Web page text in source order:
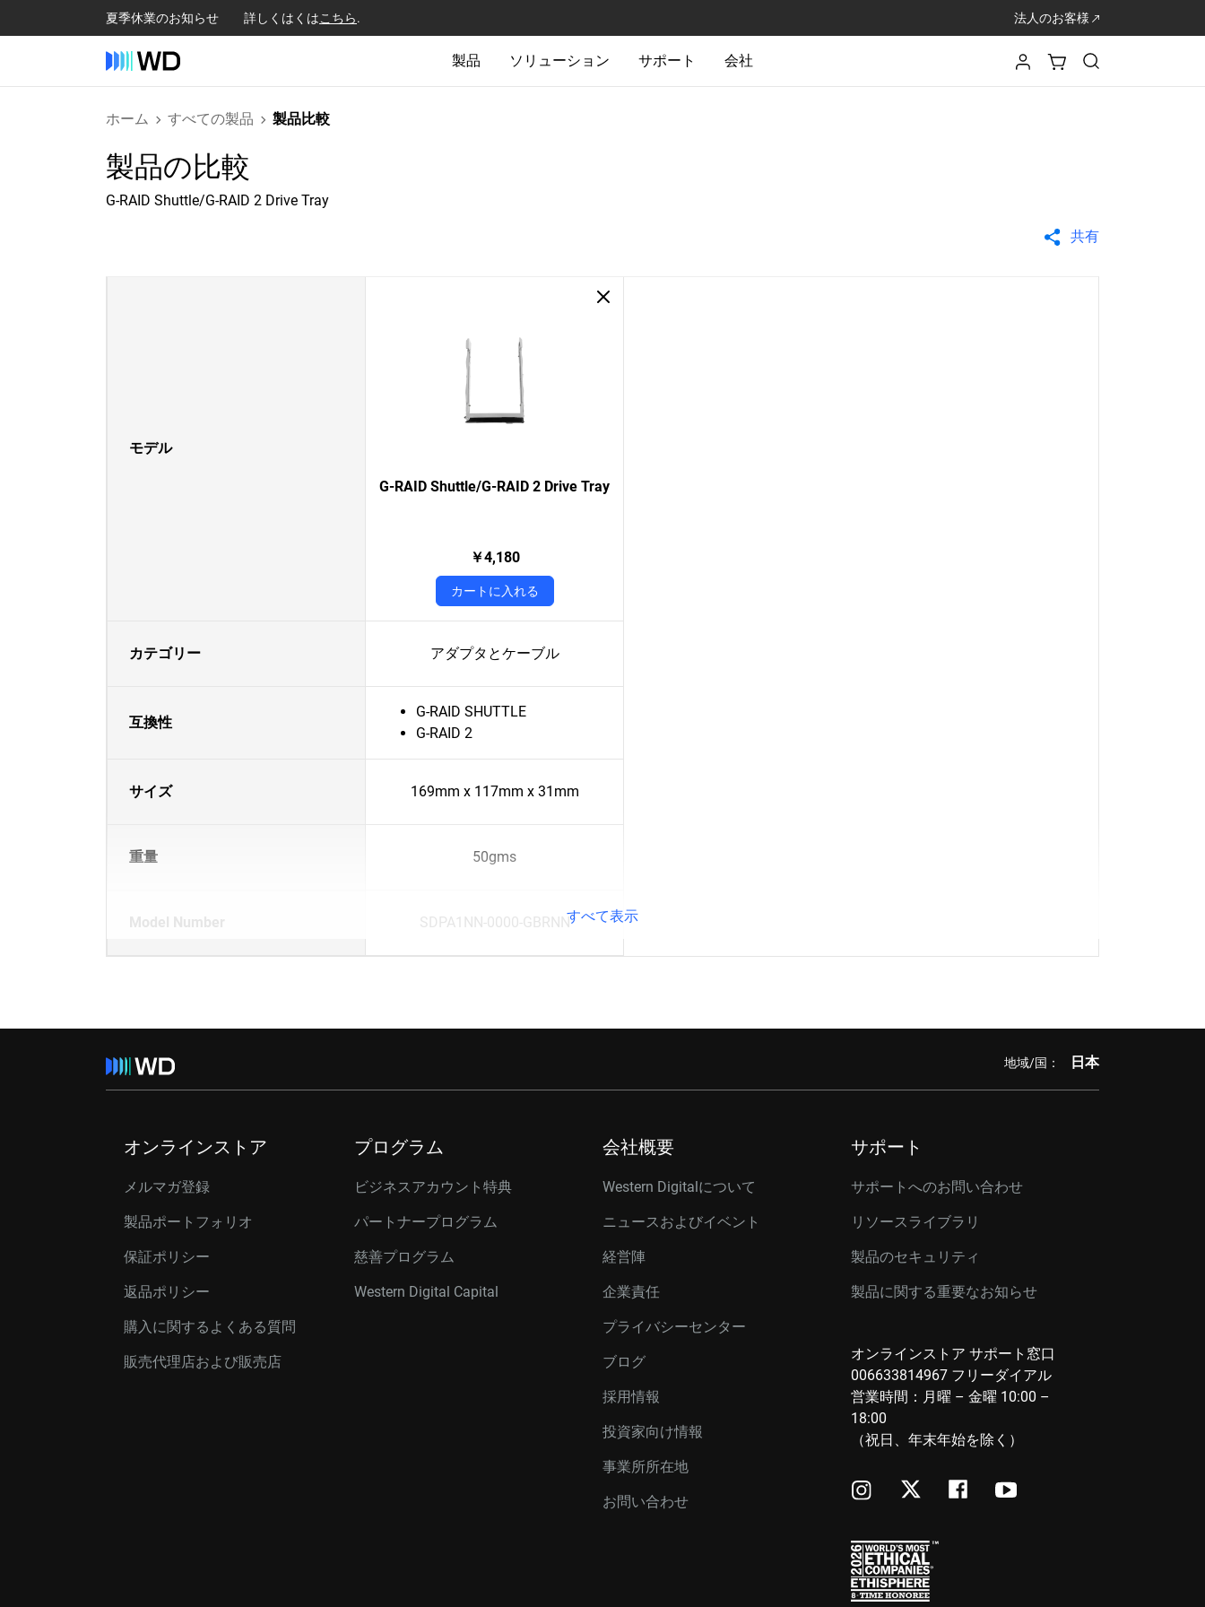
夏季休業のお知らせ 詳しくはくはこちら. 法人のお客様
製品 ソリューション サポート 会社
ホーム すべての製品 製品比較
製品の比較
G-RAID Shuttle/G-RAID 2 Drive Tray
共有
モデル
G-RAID Shuttle/G-RAID 2 Drive Tray
￥4,180
カートに入れる
カテゴリー アダプタとケーブル
互換性
G-RAID SHUTTLE
G-RAID 2
サイズ 169mm x 117mm x 31mm
重量 50gms
Model Number SDPA1NN-0000-GBRNNすべて表示
地域/国： 日本
オンラインストア
メルマガ登録
製品ポートフォリオ
保証ポリシー
返品ポリシー
購入に関するよくある質問
販売代理店および販売店
プログラム
ビジネスアカウント特典
パートナープログラム
慈善プログラム
Western Digital Capital
会社概要
Western Digitalについて
ニュースおよびイベント
経営陣
企業責任
プライバシーセンター
ブログ
採用情報
投資家向け情報
事業所所在地
お問い合わせ
サポート
サポートへのお問い合わせ
リソースライブラリ
製品のセキュリティ
製品に関する重要なお知らせ
オンラインストア サポート窓口
006633814967 フリーダイアル
営業時間：月曜 – 金曜 10:00 –
18:00
（祝日、年末年始を除く）